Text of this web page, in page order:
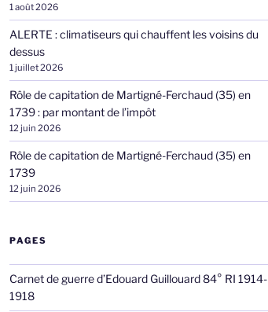
1 août 2026
ALERTE : climatiseurs qui chauffent les voisins du
dessus
1 juillet 2026
Rôle de capitation de Martigné-Ferchaud (35) en
1739 : par montant de l’impôt
12 juin 2026
Rôle de capitation de Martigné-Ferchaud (35) en
1739
12 juin 2026
PAGES
Carnet de guerre d’Edouard Guillouard 84° RI 1914-
1918